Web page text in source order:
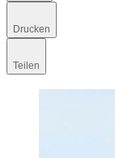
Drucken
Teilen